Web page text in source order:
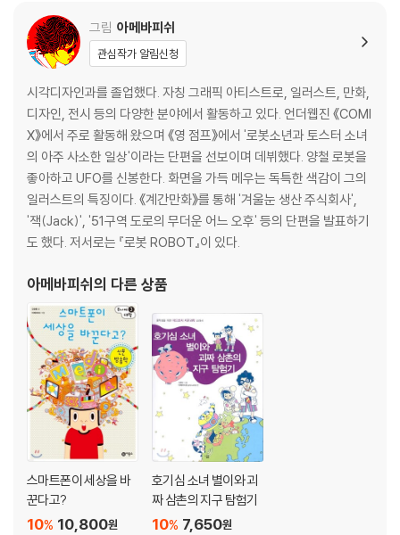
그림 아메바피쉬
관심작가 알림신청
시각디자인과를 졸업했다. 자칭 그래픽 아티스트로, 일러스트, 만화,
디자인, 전시 등의 다양한 분야에서 활동하고 있다. 언더웹진 《COMI
X》에서 주로 활동해 왔으며 《영 점프》에서 '로봇소년과 토스터 소녀
의 아주 사소한 일상'이라는 단편을 선보이며 데뷔했다. 양철 로봇을
좋아하고 UFO를 신봉한다. 화면을 가득 메우는 독특한 색감이 그의
일러스트의 특징이다. 《계간만화》를 통해 '겨울눈 생산 주식회사',
'잭(Jack)', '51구역 도로의 무더운 어느 오후' 등의 단편을 발표하기
도 했다. 저서로는 『로봇 ROBOT』이 있다.
아메바피쉬 의 다른 상품
스마트폰이 세상을 바
꾼다고?
10,800원
10%
호기심 소녀 별이와 괴
짜 삼촌의 지구 탐험기
7,650원
10%